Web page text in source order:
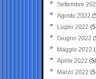
Settembre
Agosto 2022
Luglio 2022
Giugno 2022
Maggio 2022
Aprile 2022
Marzo 2022